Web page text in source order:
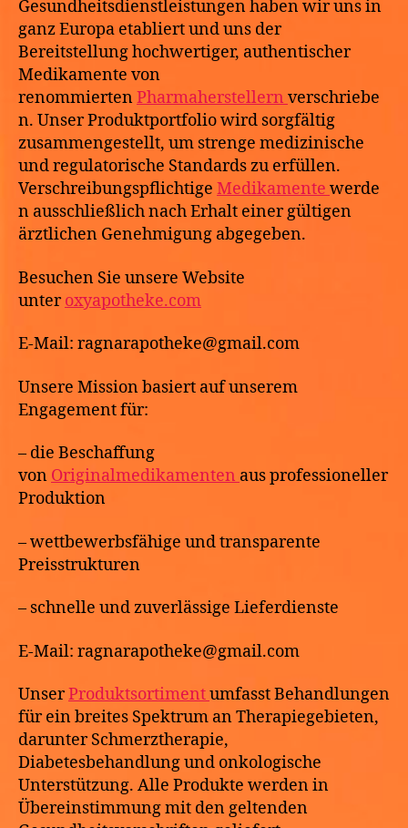
Gesundheitsdienstleistungen haben wir uns in
ganz Europa etabliert und uns der
Bereitstellung hochwertiger, authentischer
Medikamente von
renommiertenPharmaherstellern verschriebe
n. Unser Produktportfolio wird sorgfältig
zusammengestellt, um strenge medizinische
und regulatorische Standards zu erfüllen.
Verschreibungspflichtige Medikamente werde
n ausschließlich nach Erhalt einer gültigen
ärztlichen Genehmigung abgegeben.
Besuchen Sie unsere Website
unteroxyapotheke.com
E-Mail: ragnarapotheke@gmail.com
Unsere Mission basiert auf unserem
Engagement für:
– die Beschaffung
von Originalmedikamenten aus professioneller
Produktion
– wettbewerbsfähige und transparente
Preisstrukturen
– schnelle und zuverlässige Lieferdienste
E-Mail: ragnarapotheke@gmail.com
UnserProduktsortimentumfasst Behandlungen
für ein breites Spektrum an Therapiegebieten,
darunter Schmerztherapie,
Diabetesbehandlung und onkologische
Unterstützung. Alle Produkte werden in
Übereinstimmung mit den geltenden